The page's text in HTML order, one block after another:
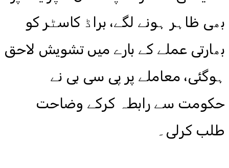
بھی ظاہر ہونے لگے، براڈ کاسٹر کو
بھارتی عملے کے بارے میں تشویش لاحق
ہوگئی، معاملے پر پی سی بی نے
حکومت سے رابطہ کرکے وضاحت
طلب کرلی۔